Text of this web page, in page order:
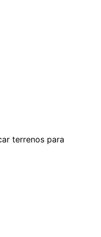
terrenos para